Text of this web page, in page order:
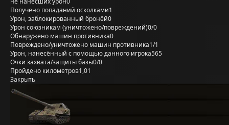
Получено попаданий осколками1
Урон, заблокированный бронёй0
Урон союзникам (уничтожено/повреждений)0/0
Обнаружено машин противника0
Повреждено/уничтожено машин противника1/1
Урон, нанесённый с помощью данного игрока565
Очки захвата/защиты базы0/0
Пройдено километров1,01
Закрыть